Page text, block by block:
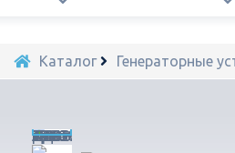
Каталог Генераторные